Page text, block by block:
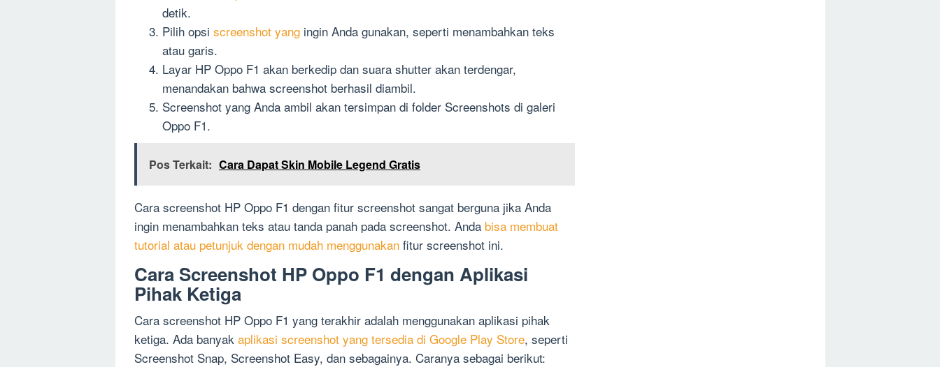
detik.
Pilih opsi screenshot yang ingin Anda gunakan, seperti menambahkan teks
atau garis.
Layar HP Oppo F1 akan berkedip dan suara shutter akan terdengar,
menandakan bahwa screenshot berhasil diambil.
Screenshot yang Anda ambil akan tersimpan di folder Screenshots di galeri
Oppo F1.
Pos Terkait: Cara Dapat Skin Mobile Legend Gratis
Cara screenshot HP Oppo F1 dengan fitur screenshot sangat berguna jika Anda
ingin menambahkan teks atau tanda panah pada screenshot. Anda bisa membuat
tutorial atau petunjuk dengan mudah menggunakan fitur screenshot ini.
Cara Screenshot HP Oppo F1 dengan Aplikasi
Pihak Ketiga
Cara screenshot HP Oppo F1 yang terakhir adalah menggunakan aplikasi pihak
ketiga. Ada banyak aplikasi screenshot yang tersedia di Google Play Store, seperti
Screenshot Snap, Screenshot Easy, dan sebagainya. Caranya sebagai berikut: